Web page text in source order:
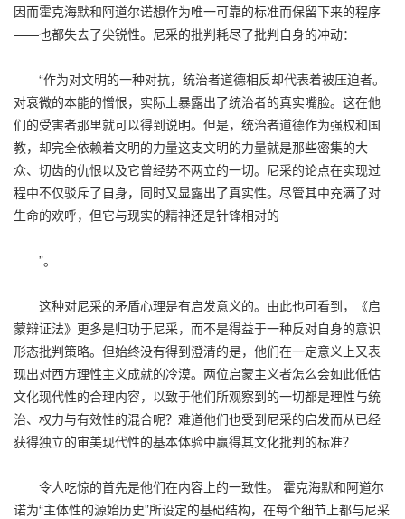
因而霍克海默和阿道尔诺想作为唯一可靠的标准而保留下来的程序
——也都失去了尖锐性。尼采的批判耗尽了批判自身的冲动：
“作为对文明的一种对抗，统治者道德相反却代表着被压迫者。
对衰微的本能的憎恨，实际上暴露出了统治者的真实嘴脸。这在他
们的受害者那里就可以得到说明。但是，统治者道德作为强权和国
教，却完全依赖着文明的力量这支文明的力量就是那些密集的大
众、切齿的仇恨以及它曾经势不两立的一切。尼采的论点在实现过
程中不仅驳斥了自身，同时又显露出了真实性。尽管其中充满了对
生命的欢呼，但它与现实的精神还是针锋相对的
”。
这种对尼采的矛盾心理是有启发意义的。由此也可看到，《启
蒙辩证法》更多是归功于尼采，而不是得益于一种反对自身的意识
形态批判策略。但始终没有得到澄清的是，他们在一定意义上又表
现出对西方理性主义成就的冷漠。两位启蒙主义者怎么会如此低估
文化现代性的合理内容，以致于他们所观察到的一切都是理性与统
治、权力与有效性的混合呢？难道他们也受到尼采的启发而从已经
获得独立的审美现代性的基本体验中赢得其文化批判的标准？
令人吃惊的首先是他们在内容上的一致性。 霍克海默和阿道尔
诺为“主体性的源始历史”所设定的基础结构，在每个细节上都与尼采